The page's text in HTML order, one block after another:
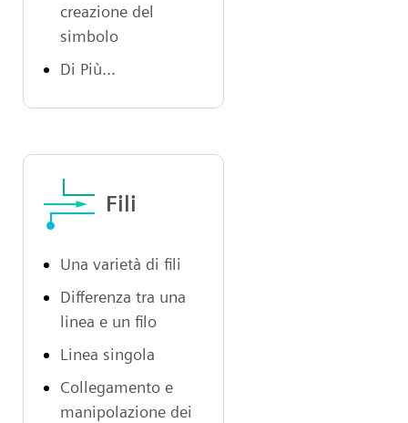
creazione del
simbolo
Di Più...
Fili
Una varietà di fili
Differenza tra una
linea e un filo
Linea singola
Collegamento e
manipolazione dei